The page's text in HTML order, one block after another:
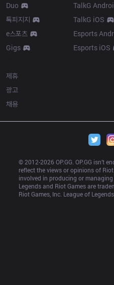
Duo
톡피지지
e스포츠
Gigs
TalkG
TalkG iOS
Esports
Esports iOS
제휴
광고
채용
© 2012-2026 OP.GG. OP.GG isn’t
reflect the views or opinions of
involved in producing or
Legends and Riot Games are
Riot Games, Inc. League of